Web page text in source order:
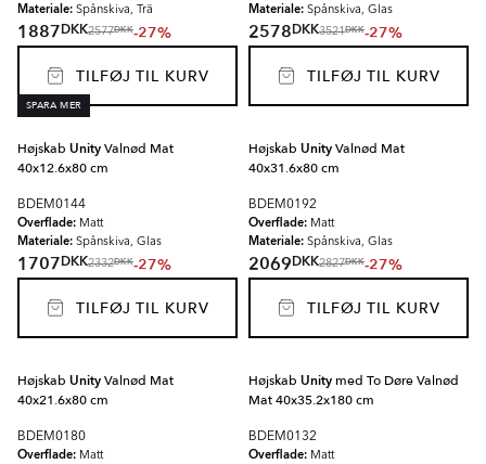
Materiale: Spånskiva, Trä
1887DKK2577DKK-27%
TILFØJ TIL KURV
Materiale: Spånskiva, Glas
2578DKK3521DKK-27%
TILFØJ TIL KURV
SPARA MER
Højskab UnityValnød Mat
40x12.6x80 cm
BDEM0144
Overflade: Matt
Materiale: Spånskiva, Glas
1707DKK2332DKK-27%
TILFØJ TIL KURV
Højskab UnityValnød Mat
40x31.6x80 cm
BDEM0192
Overflade: Matt
Materiale: Spånskiva, Glas
2069DKK2827DKK-27%
TILFØJ TIL KURV
Højskab UnityValnød Mat
40x21.6x80 cm
BDEM0180
Overflade: Matt
Højskab Unity med To Døre Valnød
Mat 40x35.2x180 cm
BDEM0132
Overflade: Matt